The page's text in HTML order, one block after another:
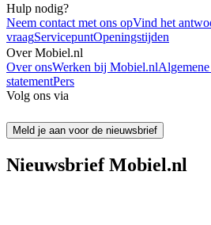
Hulp nodig?
Neem contact met ons opVind het
vraagServicepuntOpeningstijden
Over Mobiel.nl
Over onsWerken bij Mobiel.nl
statementPers
Volg ons via
Meld je aan voor de nieuwsbrief
Nieuwsbrief Mobiel.nl